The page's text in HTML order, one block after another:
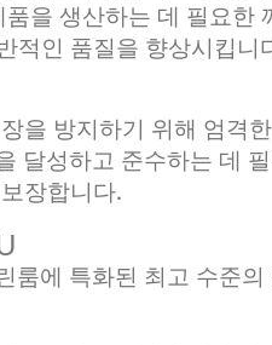
을 생산하는 데 필요한
적인 품질을 향상시킵니
을 방지하기 위해 엄격
달성하고 준수하는 데
장합니다.
룸에 특화된 최고 수준